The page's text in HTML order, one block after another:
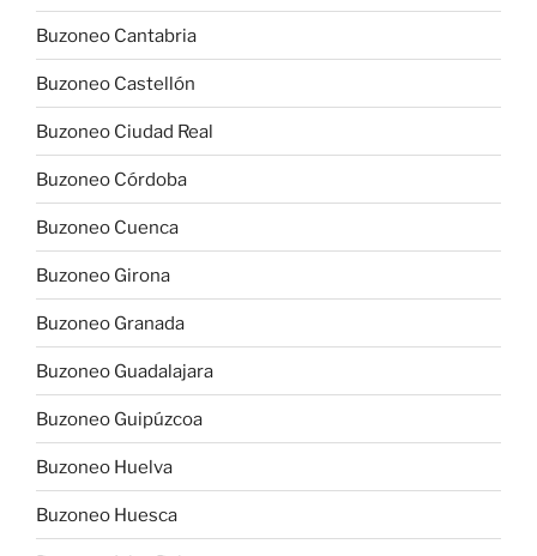
Buzoneo Cantabria
Buzoneo Castellón
Buzoneo Ciudad Real
Buzoneo Córdoba
Buzoneo Cuenca
Buzoneo Girona
Buzoneo Granada
Buzoneo Guadalajara
Buzoneo Guipúzcoa
Buzoneo Huelva
Buzoneo Huesca